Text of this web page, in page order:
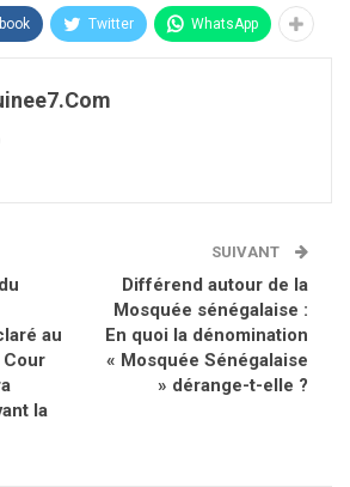
Twitter WhatsApp
au
Cour
la
SUIVANT
Différend autour de la
Mosquée sénégalaise :
En quoi la dénomination
« Mosquée Sénégalaise
» dérange-t-elle ?